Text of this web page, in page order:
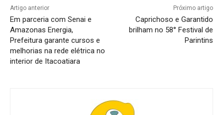
Artigo anterior
Em parceria com Senai e
Amazonas Energia,
Prefeitura garante cursos e
melhorias na rede elétrica no
interior de Itacoatiara
Próximo artigo
Caprichoso e Garantido
brilham no 58° Festival de
Parintins